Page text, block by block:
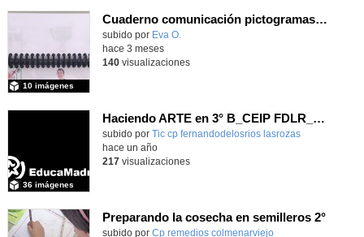
Cuaderno comunicación pictogramas y LSE
subido por Eva O.
10 imágenes
hace 3 meses
140visualizaciones
Haciendo ARTE en 3° B_CEIP FDLR_Las Rozas
Contenido educativo.
subido por Tic cp fernandodelosrios lasrozas
36 imágenes
-
hace un año
217visualizaciones
Preparando la cosecha en semilleros 2°
Contenido educativo.
subido por Cp remedios colmenarviejo-